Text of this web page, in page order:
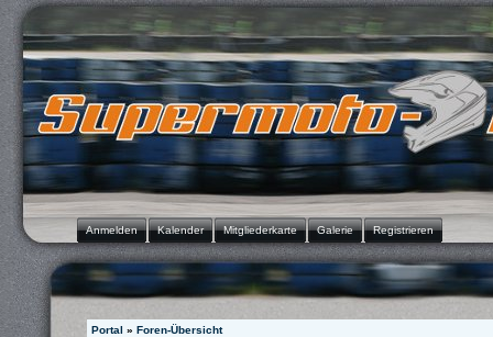
Anmelden Kalender Mitgliederkarte Galerie Registrieren
Portal » Foren-Übersicht